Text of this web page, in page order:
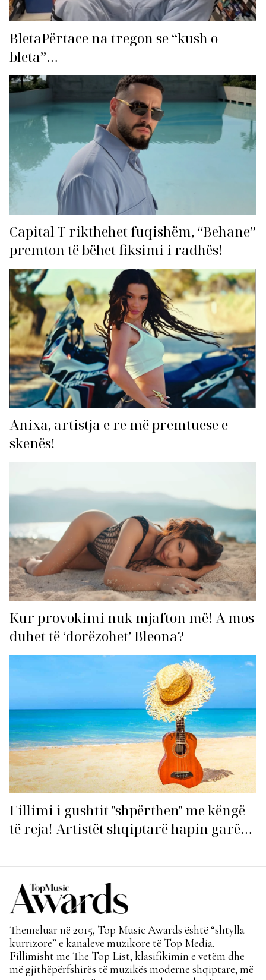
BletaPërtace na tregon se “kush o
bleta”…
Capital T rikthehet fuqishëm, “Behane”
premton të bëhet fiksimi i radhës!
Anixa, artistja e re më premtuese e
skenës!
Kur provokimi nuk mjafton më! A mos
duhet të ‘dorëzohet’ Bleona?
Fillimi i gushtit "shpërthen" me këngë
të reja! Artistët shqiptarë hapin garën
Themeluar në 2015, Top Music Awards është “shtylla
kurrizore” e kanaleve muzikore të Top Media.
Fillimisht me The Top List, klasifikimin e vetëm dhe
më gjithëpërfshirës të muzikës moderne shqiptare, më